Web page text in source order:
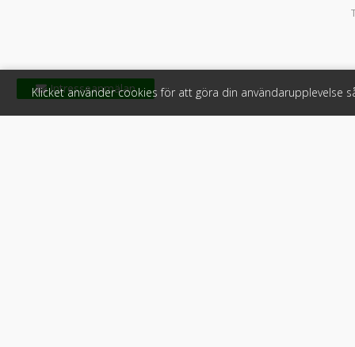
Klicket använder cookies för att göra din